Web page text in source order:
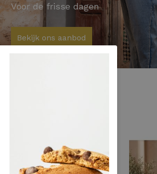
Voor de frisse dagen
Bekijk ons aanbod